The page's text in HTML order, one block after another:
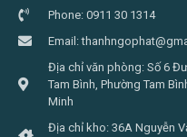
Phone: 0911 30 1314
Email:
Địa chỉ văn phòng: Số 6
Tam Bình, Phường Tam
Minh
Địa chỉ kho: 36A Nguyễn